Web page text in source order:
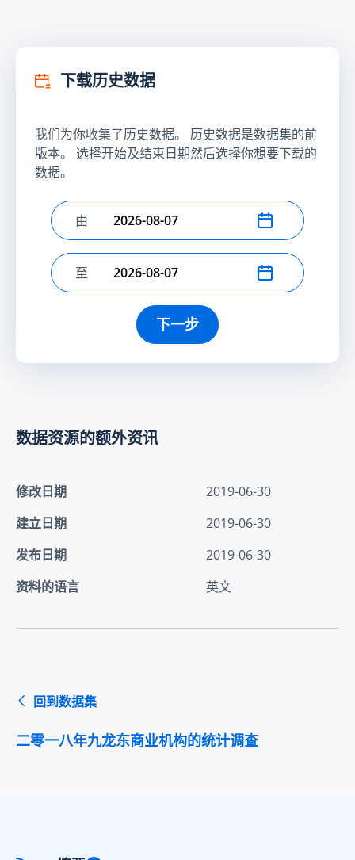
下载历史数据
我们为你收集了历史数据。 历史数据是数据集的前
版本。 选择开始及结束日期然后选择你想要下载的
数据。
选择开始日期
由
选择结束日期
至
下一步
数据资源的额外资讯
修改日期
2019-06-30
建立日期
2019-06-30
发布日期
2019-06-30
资料的语言
英文
回到数据集
二零一八年九龙东商业机构的统计调查